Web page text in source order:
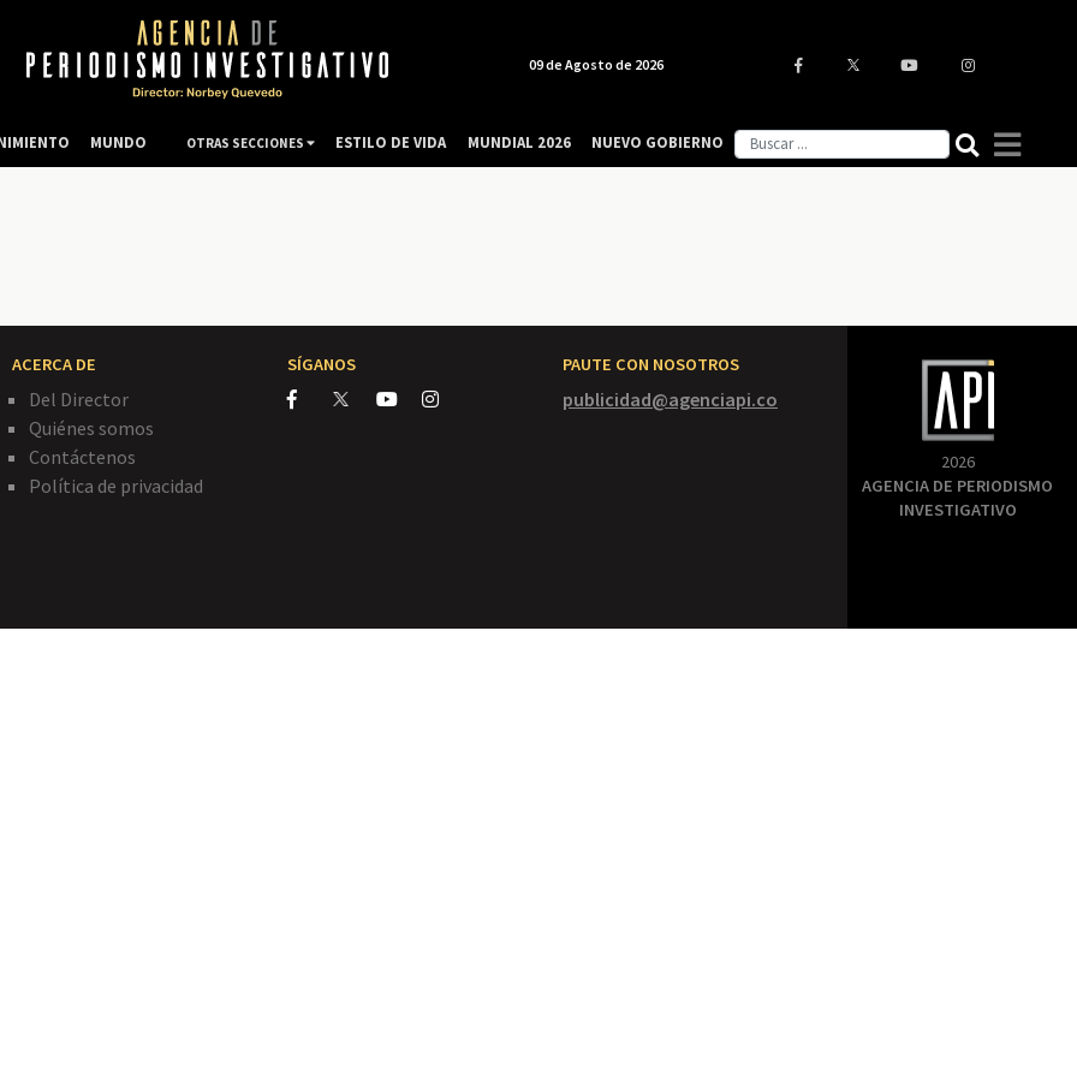
ACERCA DE
Del Director
Quiénes somos
Contáctenos
Política de privacidad
SÍGANOS PAUTE CON NOSOTROS
publicidad@agenciapi.co
2026
AGENCIA DE PERIODISMO
INVESTIGATIVO
09 de Agosto de 2026
MUNDO OTRAS SECCIONES ESTILO DE VIDA MUNDIAL 2026 NUEVO GOBIERNO